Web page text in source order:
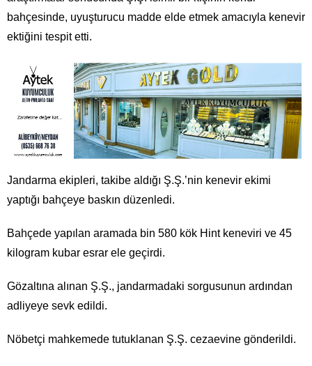
bahçesinde, uyuşturucu madde elde etmek amacıyla kenevir
ektiğini tespit etti.
Jandarma ekipleri, takibe aldığı Ş.Ş.’nin kenevir ekimi
yaptığı bahçeye baskın düzenledi.
Bahçede yapılan aramada bin 580 kök Hint keneviri ve 45
kilogram kubar esrar ele geçirdi.
Gözaltına alınan Ş.Ş., jandarmadaki sorgusunun ardından
adliyeye sevk edildi.
Nöbetçi mahkemede tutuklanan Ş.Ş. cezaevine gönderildi.